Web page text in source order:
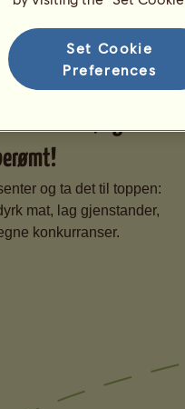
ditt, og bli
og ta det til toppen:
mat, lag gjenstander,
konkurranser.
Set Cookie
Preferences